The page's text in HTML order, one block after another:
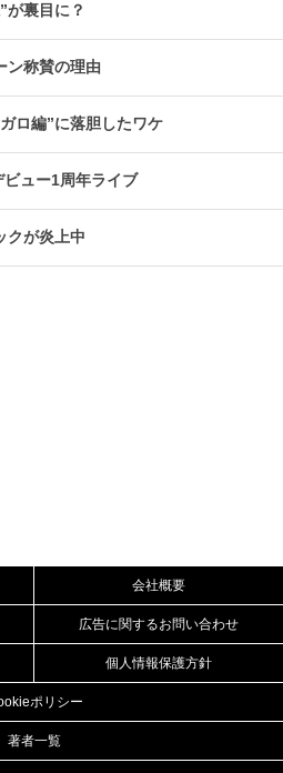
が裏目に？
ン称賛の理由
ロ編”に落胆したワケ
ュー1周年ライブ
クが炎上中
会社概要
広告に関するお問い合わせ
個人情報保護方針
ポリシー
著者一覧